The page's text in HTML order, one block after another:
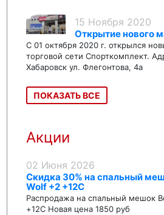
15 Ноября 2020
Открытие нового
С 01 октября 2020 г. открылся
торговой сети Спорткомплект.
Хабаровск ул. Флегонтова, 4а
ПОКАЗАТЬ ВСЕ
Акции
02 Июня 2026
Скидка 30% на спальный
Wolf +2 +12C
Распродажа на спальный мешок
+12C Новая цена 1850 руб